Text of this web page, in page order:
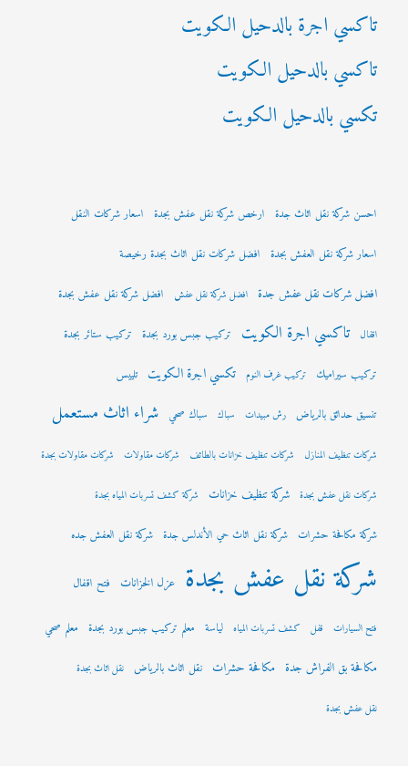
تاكسي اجرة بالدحيل الكويت
تاكسي بالدحيل الكويت
تكسي بالدحيل الكويت
احسن شركة نقل اثاث جدة ارخص شركة نقل عفش بجدة اسعار شركات النقل
اسعار شركة نقل العفش بجدة افضل شركات نقل اثاث بجدة رخيصة
افضل شركات نقل عفش جدة افضل شركة نقل عفش افضل شركة نقل عفش بجدة
اقفال تاكسي اجرة الكويت تركيب جبس بورد بجدة تركيب ستائر بجدة
تركيب سيراميك تركيب غرف النوم تكسي اجرة الكويت تلييس
تنسيق حدائق بالرياض رش مبيدات سباك سباك صحي شراء اثاث مستعمل
شركات تنظيف المنازل شركات تنظيف خزانات بالطائف شركات مقاولات شركات مقاولات بجدة
شركات نقل عفش بجدة شركة تنظيف خزانات شركة كشف تسربات المياه بجدة
شركة مكافحة حشرات شركة نقل اثاث حي الأندلس جدة شركة نقل العفش جده
شركة نقل عفش بجدة عزل الخزانات فتح اقفال
فتح السيارات قفل كشف تسربات المياه لياسة معلم تركيب جبس بورد بجدة معلم صحي
مكافحة بق الفراش جدة مكافحة حشرات نقل اثاث بالرياض نقل اثاث بجدة
نقل عفش بجدة